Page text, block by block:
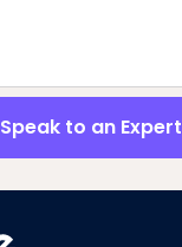
Speak to an Expert